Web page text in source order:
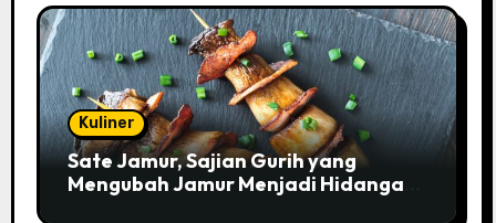
Kuliner
Sate Jamur, Sajian Gurih yang
Mengubah Jamur Menjadi Hidangan